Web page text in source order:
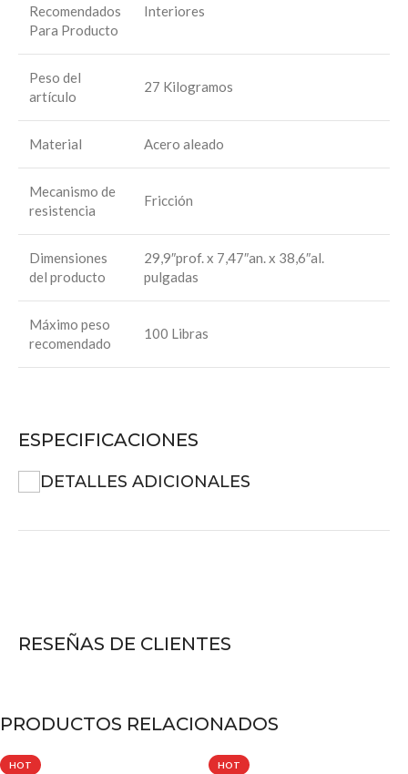
Recomendados
Para Producto
Interiores
Peso del
artículo
27 Kilogramos
Material Acero aleado
Mecanismo de
resistencia
Fricción
Dimensiones
del producto
29,9″prof. x 7,47″an. x 38,6″al.
pulgadas
Máximo peso
recomendado
100 Libras
ESPECIFICACIONES
DETALLES ADICIONALES
RESEÑAS DE CLIENTES
PRODUCTOS RELACIONADOS
HOT HOT